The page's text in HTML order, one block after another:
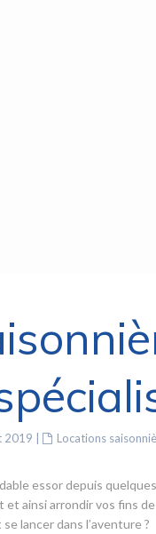
2019 Locations
essor depuis
ainsi arrondir vos fins
lancer dans l’aventure ?